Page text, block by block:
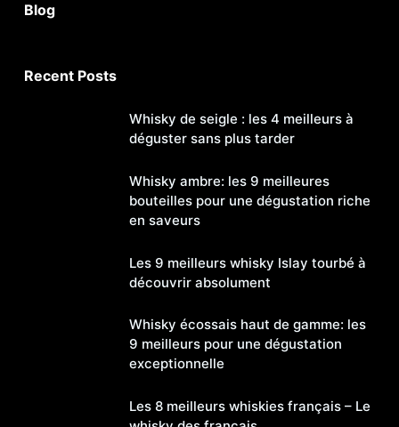
Blog
Recent Posts
Whisky de seigle : les 4 meilleurs à
déguster sans plus tarder
Whisky ambre: les 9 meilleures
bouteilles pour une dégustation riche
en saveurs
Les 9 meilleurs whisky Islay tourbé à
découvrir absolument
Whisky écossais haut de gamme: les
9 meilleurs pour une dégustation
exceptionnelle
Les 8 meilleurs whiskies français – Le